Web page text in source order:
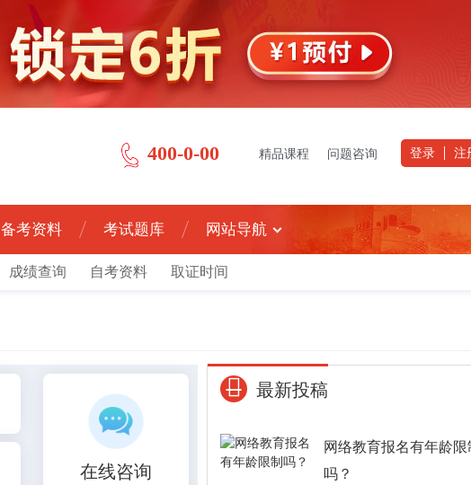
精品课程 问题咨询 登录 注
400-0-00
备考资料 考试题库 网站导航
成绩查询 自考资料 取证时间
在线咨询
最新投稿
网络教育报名有年龄限
吗？